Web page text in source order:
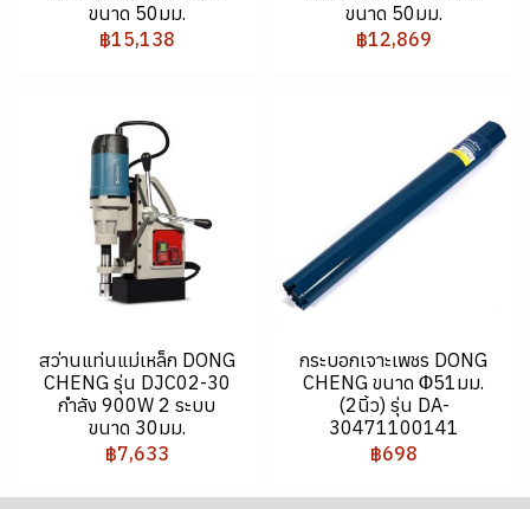
ขนาด 50มม.
฿15,138
ขนาด 50มม.
฿12,869
สว่านแท่นแม่เหล็ก DONG
CHENG รุ่น DJC02-30
กำลัง 900W 2 ระบบ
ขนาด 30มม.
฿7,633
กระบอกเจาะเพชร DONG
CHENG ขนาด Φ51มม.
(2นิ้ว) รุ่น DA-
30471100141
฿698